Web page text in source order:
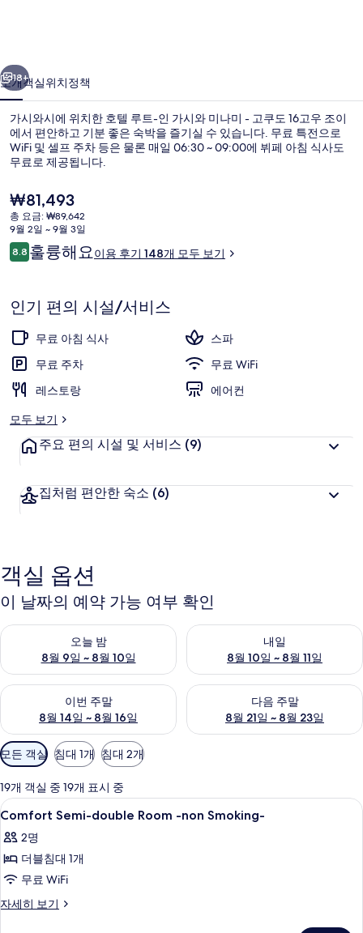
와
미
나
미
고
쿠
도
고
우
조
이
공중 목욕탕
18+
소개객실위치정책
가시와시에 위치한 호텔 루트-인 가시와 미나미 - 고쿠도 16고우 조이
에서 편안하고 기분 좋은 숙박을 즐기실 수 있습니다. 무료 특전으로
WiFi 및 셀프 주차 등은 물론 매일 06:30 ~ 09:00에 뷔페 아침 식사도
무료로 제공됩니다.
현
재
가
격
은
₩81,493
총 요금: ₩89,642
9월 2일 ~ 9월 3일
이
용
기
8.810점 만점 중 8.8점.
훌륭해요이용 후기 148개 모두 보기
인기 편의 시설/서비스
무료 아침 식사
스파
무료 주차
무료 WiFi
레스토랑
에어컨
모두 보기
주요 편의 시설 및 서비스 (9)
집처럼 편안한 숙소 (6)
객실 옵션
이 날짜의 예약 가능 여부 확인
오늘 밤
8월 9일 ~ 8월 10일
오늘 밤 예약 가능 여부 확인, 8월 9일 ~ 8월 10일
내일
8월 10일 ~ 8월 11일
내일 예약 가능 여부 확인, 8월
이번 주말
8월 14일 ~ 8월 16일
이번 주말 예약 가능 여부 확인, 8월 14일 ~ 8월 16일
다음 주말
8월 21일 ~ 8월 23일
다음 주말 예약 가능 여부 확인
객
실
에
사
용
가
능
한
터
모든 객실 침대 1개 침대 2개
19개 객실 중 19개 표시 중
Comfort
Semi-
double
Room
-
non
1
Comfort Semi-double Room -non Smoking-
2명
더블침대 1개
무료 WiFi
자세히 보기
Comfort